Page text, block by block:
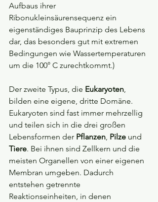
Aufbaus ihrer
Ribonukleinsäurensequenz ein
eigenständiges Bauprinzip des Lebens
dar, das besonders gut mit extremen
Bedingungen wie Wassertemperaturen
um die 100° C zurechtkommt.)
Der zweite Typus, die Eukaryoten
bilden eine eigene, dritte Domäne.
Eukaryoten sind fast immer mehrzellig
und teilen sich in die drei großen
Lebensformen der Pflanzen Pilze und
Tiere. Bei ihnen sind Zellkern und die
meisten Organellen von einer eigenen
Membran umgeben. Dadurch
entstehen getrennte
Reaktionseinheiten, in denen